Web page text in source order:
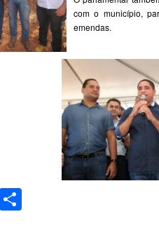
com o município,
emendas.
Telegram